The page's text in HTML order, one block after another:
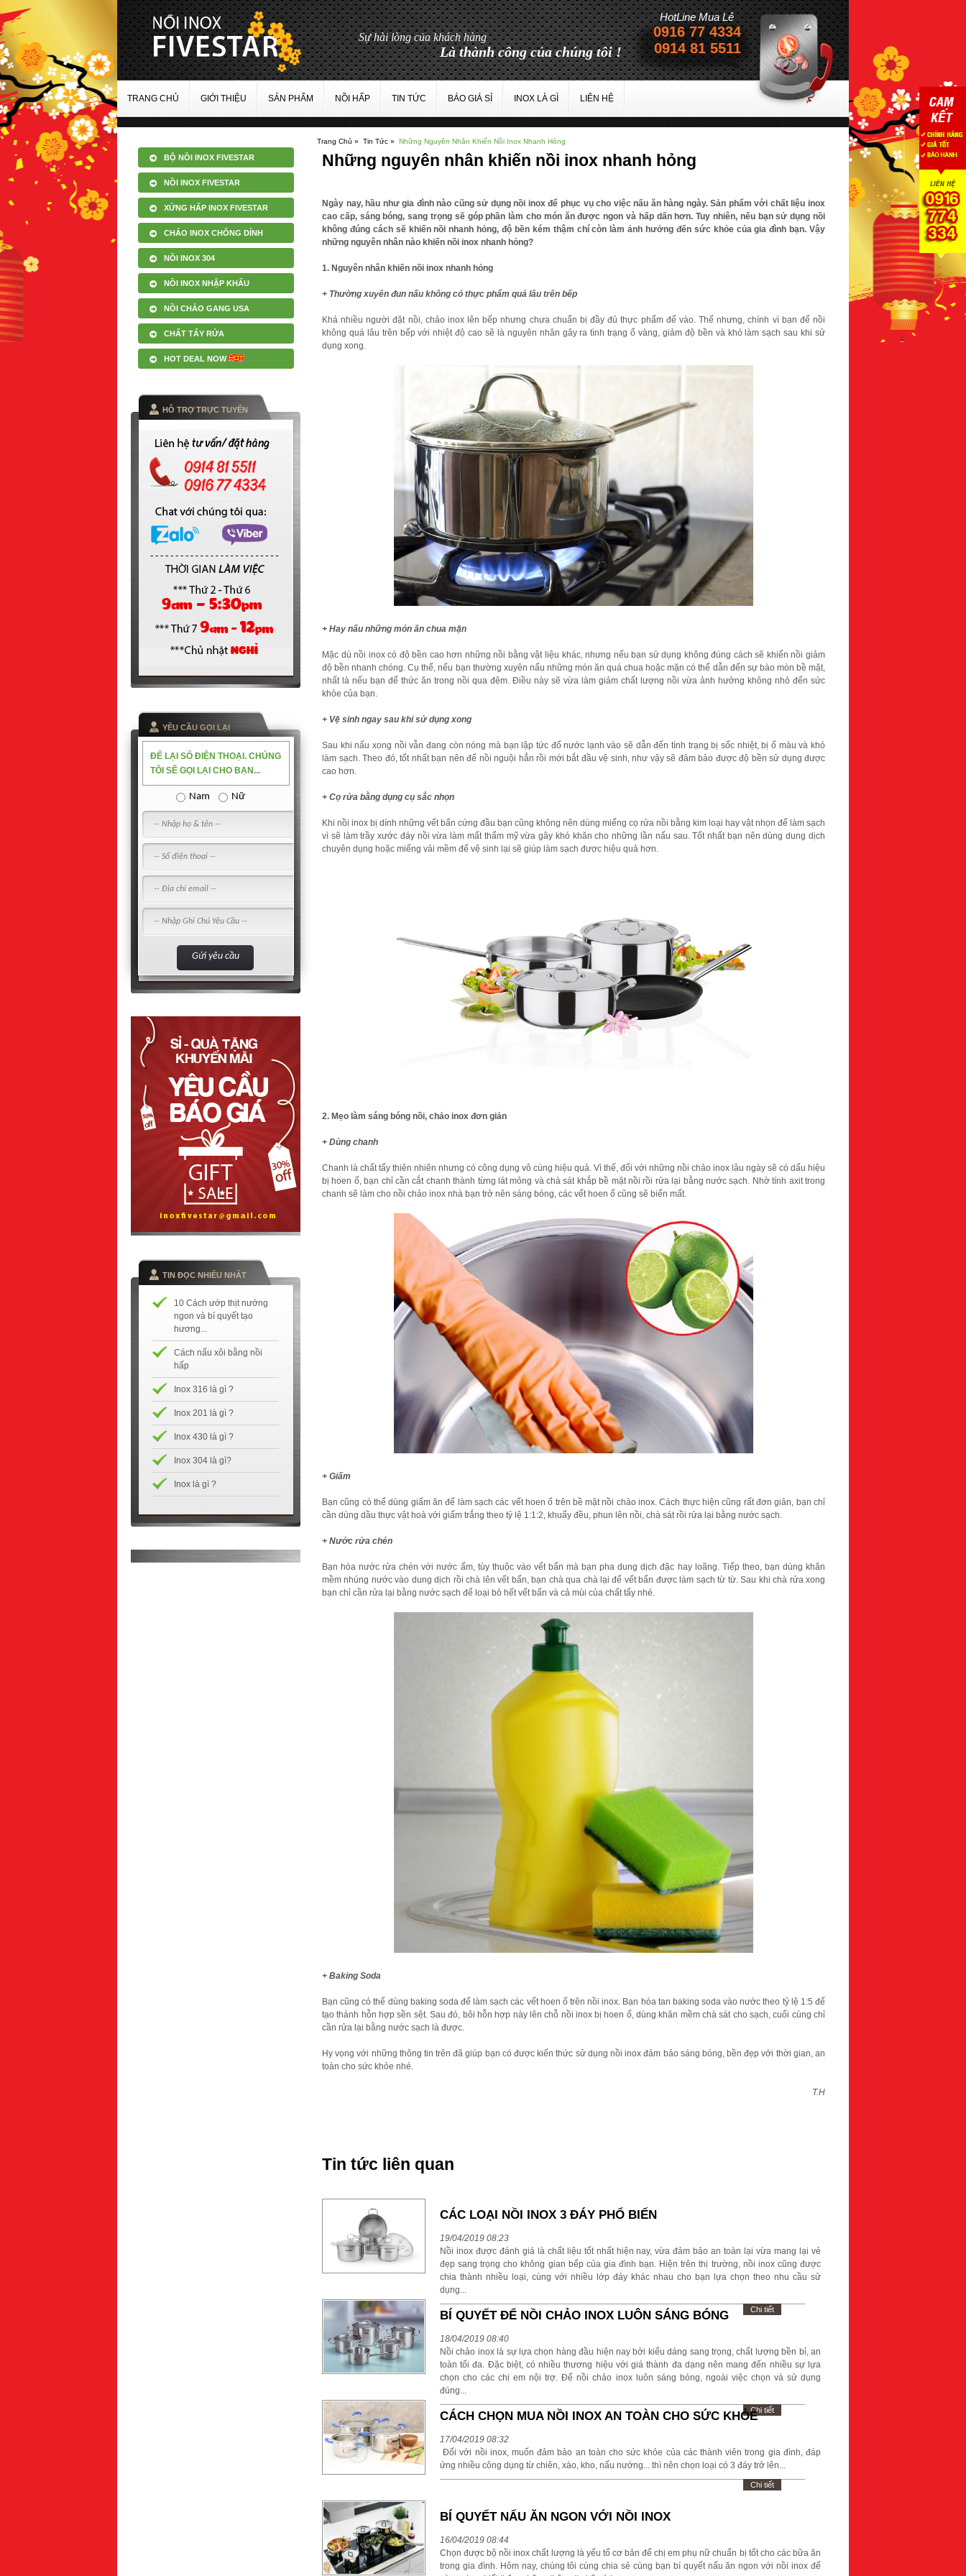
HotLine Mua Lẻ
0916 77 4334
0914 81 5511
Sự hài lòng của khách hàng
Là thành công của
TRANG CHỦ GIỚI THIỆU SẢN PHẨM NỒI HẤP TIN TỨC BÁO GIÁ SỈ INOX LÀ GÌ LIÊN HỆ
BỘ NỒI INOX FIVESTAR
NỒI INOX FIVESTAR
XỬNG HẤP INOX FIVESTAR
CHẢO INOX CHỐNG DÍNH
NỒI INOX 304
NỒI INOX NHẬP KHẨU
NỒI CHẢO GANG USA
CHẤT TẨY RỬA
HOT DEAL NOW
HỖ TRỢ TRỰC TUYẾN
YỀU CẦU GỌI LẠI
ĐỂ LẠI SỐ ĐIỆN THOẠI. CHÚNG
TÔI SẼ GỌI LẠI CHO BẠN...
Nam Nữ
TIN ĐỌC NHIỀU NHẤT
10 Cách ướp thịt nướng
ngon và bí quyết tạo
hương...
Cách nấu xôi bằng nồi
hấp
Inox 316 là gì ?
Inox 201 là gì ?
Inox 430 là gì ?
Inox 304 là gì?
Inox là gì ?
Trang Chủ » Tin Tức » Những Nguyên Nhân Khiến Nồi Inox Nhanh Hỏng
Những nguyên nhân khiến nồi inox nhanh hỏng
Ngày nay, hầu như gia đình nào cũng sử dụng nồi inox để phục vụ cho việc nấu ăn hàng ngày. Sản phẩm với chất liệu inox
cao cấp, sáng bóng, sang trọng sẽ góp phần làm cho món ăn được ngon và hấp dấn hơn. Tuy nhiên, nếu bạn sử dụng nồi
không đúng cách sẽ khiến nồi nhanh hỏng, độ bền kém thậm chí còn làm ảnh hưởng đến sức khỏe của gia đình bạn. Vậy
những nguyên nhân nào khiến nồi inox nhanh hỏng?
1. Nguyên nhân khiến nồi inox nhanh hỏng
+ Thường xuyên đun nấu không có thực phẩm quá lâu trên bếp
Khá nhiều người đặt nồi, chảo inox lên bếp nhưng chưa chuẩn bị đầy đủ thực phẩm để vào. Thế nhưng, chính vì bạn để nồi
không quá lâu trên bếp với nhiệt độ cao sẽ là nguyên nhân gây ra tình trạng ố vàng, giảm độ bền và khó làm sạch sau khi sử
dụng xong.
+ Hay nấu những món ăn chua mặn
Mặc dù nồi inox có độ bền cao hơn những nồi bằng vật liệu khác, nhưng nếu bạn sử dụng không đúng cách sẽ khiến nồi giảm
độ bền nhanh chóng. Cụ thể, nếu bạn thường xuyên nấu những món ăn quá chua hoặc mặn có thể dẫn đến sự bào mòn bề mặt,
nhất là nếu bạn để thức ăn trong nồi qua đêm. Điều này sẽ vừa làm giảm chất lượng nồi vừa ảnh hưởng không nhỏ đến sức
khỏe của bạn.
+ Vệ sinh ngay sau khi sử dụng xong
Sau khi nấu xong nồi vẫn đang còn nóng mà bạn lập tức đổ nước lạnh vào sẽ dẫn đến tình trạng bị sốc nhiệt, bị ố màu và khó
làm sạch. Theo đó, tốt nhất bạn nên để nồi nguội hẳn rồi mới bắt đầu vệ sinh, như vậy sẽ đảm bảo được độ bền sử dụng được
cao hơn.
+ Cọ rửa bằng dụng cụ sắc nhọn
Khi nồi inox bị dính những vết bẩn cứng đầu bạn cũng không nên dùng miếng cọ rửa nồi bằng kim loại hay vật nhọn để làm sạch
vì sẽ làm trầy xước đáy nồi vừa làm mất thẩm mỹ vừa gây khó khăn cho những lần nấu sau. Tốt nhất bạn nên dùng dung dịch
chuyên dụng hoặc miếng vải mềm để vệ sinh lại sẽ giúp làm sạch được hiệu quả hơn.
2. Mẹo làm sáng bóng nồi, chảo inox đơn giản
+ Dùng chanh
Chanh là chất tẩy thiên nhiên nhưng có công dụng vô cùng hiệu quả. Vì thế, đối với những nồi chảo inox lâu ngày sẽ có dấu hiệu
bị hoen ố, bạn chỉ cần cắt chanh thành từng lát mỏng và chà sát khắp bề mặt nồi rồi rửa lại bằng nước sạch. Nhờ tính axit trong
chanh sẽ làm cho nồi chảo inox nhà bạn trở nên sáng bóng, các vết hoen ố cũng sẽ biến mất.
+ Giấm
Bạn cũng có thể dùng giấm ăn để làm sạch các vết hoen ố trên bề mặt nồi chảo inox. Cách thực hiện cũng rất đơn giản, bạn chỉ
cần dùng dầu thực vật hoà với giấm trắng theo tỷ lệ 1:1:2, khuấy đều, phun lên nồi, chà sát rồi rửa lại bằng nước sạch.
+ Nước rửa chén
Bạn hòa nước rửa chén với nước ấm, tùy thuộc vào vết bẩn mà bạn pha dung dịch đặc hay loãng. Tiếp theo, bạn dùng khăn
mềm nhúng nước vào dung dịch rồi chà lên vết bẩn, bạn chà qua chà lại để vết bẩn được làm sạch từ từ. Sau khi chà rửa xong
bạn chỉ cần rửa lại bằng nước sạch để loại bỏ hết vết bẩn và cả mùi của chất tẩy nhé.
+ Baking Soda
Bạn cũng có thể dùng baking soda để làm sạch các vết hoen ố trên nồi inox. Bạn hòa tan baking soda vào nước theo tỷ lệ 1:5 để
tạo thành hỗn hợp sền sệt. Sau đó, bôi hỗn hợp này lên chỗ nồi inox bị hoen ố, dùng khăn mềm chà sát cho sạch, cuối cùng chỉ
cần rửa lại bằng nước sạch là được.
Hy vọng với những thông tin trên đã giúp bạn có được kiến thức sử dụng nồi inox đảm bảo sáng bóng, bền đẹp với thời gian, an
toàn cho sức khỏe nhé.
T.H
Tin tức liên quan
CÁC LOẠI NỒI INOX 3 ĐÁY PHỔ BIẾN
19/04/2019 08:23
Nồi inox được đánh giá là chất liệu tốt nhất hiện nay, vừa đảm bảo an toàn lại vừa mang lại vẻ
đẹp sang trọng cho không gian bếp của gia đình bạn. Hiện trên thị trường, nồi inox cũng được
chia thành nhiều loại, cùng với nhiều lớp đáy khác nhau cho bạn lựa chọn theo nhu cầu sử
dụng...
Chi tiết
BÍ QUYẾT ĐỂ NỒI CHẢO INOX LUÔN SÁNG BÓNG
18/04/2019 08:40
Nồi chảo inox là sự lựa chọn hàng đầu hiện nay bởi kiểu dáng sang trọng, chất lượng bền bỉ, an
toàn tối đa. Đặc biệt, có nhiều thương hiệu với giá thành đa dạng nên mang đến nhiều sự lựa
chọn cho các chị em nội trợ. Để nồi chảo inox luôn sáng bóng, ngoài việc chọn và sử dụng
đúng...
Chi tiết
CÁCH CHỌN MUA NỒI INOX AN TOÀN CHO SỨC KHỎE
17/04/2019 08:32
Đối với nồi inox, muốn đảm bảo an toàn cho sức khỏe của các thành viên trong gia đình, đáp
ứng nhiều công dụng từ chiên, xào, kho, nấu nướng... thì nên chọn loại có 3 đáy trở lên...
Chi tiết
BÍ QUYẾT NẤU ĂN NGON VỚI NỒI INOX
16/04/2019 08:44
Chọn được bộ nồi inox chất lượng là yếu tố cơ bản để chị em phụ nữ chuẩn bị tốt cho các bữa ăn
trong gia đình. Hôm nay, chúng tôi cùng chia sẻ cùng bạn bí quyết nấu ăn ngon với nồi inox để